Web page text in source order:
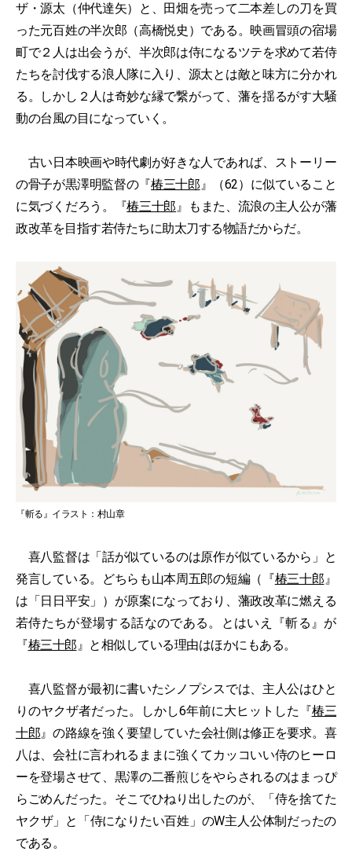
ザ・源太（仲代達矢）と、田畑を売って二本差しの刀を買
った元百姓の半次郎（高橋悦史）である。映画冒頭の宿場
町で２人は出会うが、半次郎は侍になるツテを求めて若侍
たちを討伐する浪人隊に入り、源太とは敵と味方に分かれ
る。しかし２人は奇妙な縁で繋がって、藩を揺るがす大騒
動の台風の目になっていく。
古い日本映画や時代劇が好きな人であれば、ストーリー
の骨子が黒澤明監督の『椿三十郎』（62）に似ていること
に気づくだろう。『椿三十郎』もまた、流浪の主人公が藩
政改革を目指す若侍たちに助太刀する物語だからだ。
『斬る』イラスト：村山章
喜八監督は「話が似ているのは原作が似ているから」と
発言している。どちらも山本周五郎の短編（『椿三十郎』
は「日日平安」）が原案になっており、藩政改革に燃える
若侍たちが登場する話なのである。とはいえ『斬る』が
『椿三十郎』と相似している理由はほかにもある。
喜八監督が最初に書いたシノプシスでは、主人公はひと
りのヤクザ者だった。しかし6年前に大ヒットした『椿三
十郎』の路線を強く要望していた会社側は修正を要求。喜
八は、会社に言われるままに強くてカッコいい侍のヒーロ
ーを登場させて、黒澤の二番煎じをやらされるのはまっぴ
らごめんだった。そこでひねり出したのが、「侍を捨てた
ヤクザ」と「侍になりたい百姓」のW主人公体制だったの
である。